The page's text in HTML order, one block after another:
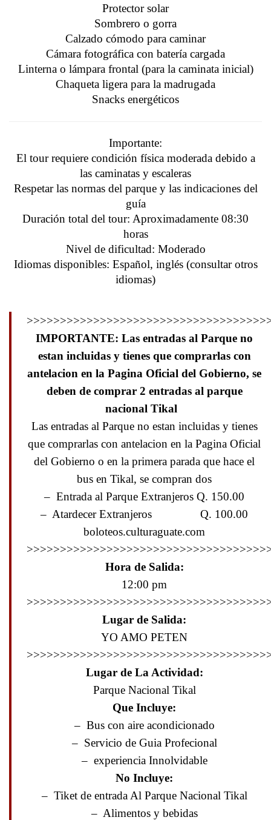
Protector solar
Sombrero o gorra
Calzado cómodo para caminar
Cámara fotográfica con batería cargada
Linterna o lámpara frontal (para la caminata inicial)
Chaqueta ligera para la madrugada
Snacks energéticos
Importante:
El tour requiere condición física moderada debido a
las caminatas y escaleras
Respetar las normas del parque y las indicaciones del
guía
Duración total del tour: Aproximadamente 08:30
horas
Nivel de dificultad: Moderado
Idiomas disponibles: Español, inglés (consultar otros
idiomas)
IMPORTANTE: Las entradas al Parque no
estan incluidas y tienes que comprarlas con
antelacion en la Pagina Oficial del Gobierno, se
deben de comprar 2 entradas al parque
nacional Tikal
Las entradas al Parque no estan incluidas y tienes
que comprarlas con antelacion en la Pagina Oficial
del Gobierno o en la primera parada que hace el
bus en Tikal, se compran dos
– Entrada al Parque Extranjeros Q. 150.00
– Atardecer Extranjeros Q. 100.00
boloteos.culturaguate.com
Hora de Salida:
12:00 pm
Lugar de Salida:
YO AMO PETEN
Lugar de La Actividad:
Parque Nacional Tikal
Que Incluye:
– Bus con aire acondicionado
– Servicio de Guia Profecional
– experiencia Innolvidable
No Incluye:
– Tiket de entrada Al Parque Nacional Tikal
– Alimentos y bebidas